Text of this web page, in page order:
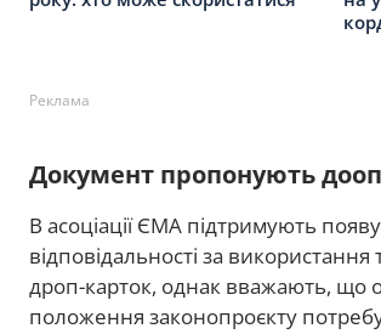
Реклама
Документ пропонують
В асоціації ЄМА підтримують
відповідальності за використання
дроп-карток, однак вважають, що
положення законопроєкту